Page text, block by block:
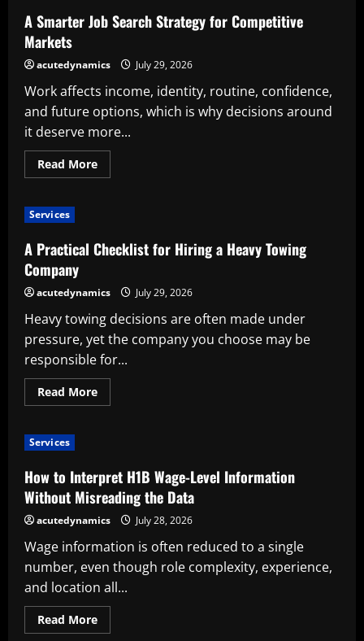
and
How
Affect
Moving
Costs?
A Smarter Job Search Strategy for Competitive
Markets
acutedynamics July 29, 2026
Work affects income, identity, routine, confidence,
and future options, which is why decisions around
it deserve more...
Read MoreRead
more
Strategy
for
Services
A Practical Checklist for Hiring a Heavy Towing
Company
acutedynamics July 29, 2026
Heavy towing decisions are often made under
pressure, yet the company you choose may be
responsible for...
Read MoreRead
more
Hiring
a
Heavy
Towing
Company
Services
How to Interpret H1B Wage-Level Information
Without Misreading the Data
acutedynamics July 28, 2026
Wage information is often reduced to a single
number, even though role complexity, experience,
and location all...
Read MoreRead
more